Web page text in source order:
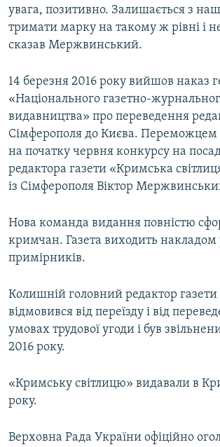
увага, позитивно. Залишається з
тримати марку на такому ж рівні і не
сказав Мержвинський.
14 березня 2016 року вийшов наказ
«Національного газетно-
видавництва» про переведення
Сімферополя до Києва. Переможцем
на початку червня конкурсу на
редактора газети «Кримська
із Сімферополя Віктор
Нова команда видання повністю
кримчан. Газета виходить накладом
примірників.
Колишній головний редактор газети
відмовився від переїзду і від
умовах трудової угоди і був
2016 року.
«Кримську світлицю» видавали в
року.
Верховна Рада України офіційно